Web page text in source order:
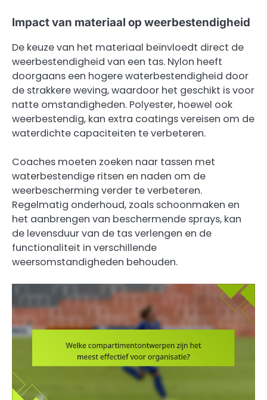
Impact van materiaal op weerbestendigheid
De keuze van het materiaal beïnvloedt direct de
weerbestendigheid van een tas. Nylon heeft
doorgaans een hogere waterbestendigheid door
de strakkere weving, waardoor het geschikt is voor
natte omstandigheden. Polyester, hoewel ook
weerbestendig, kan extra coatings vereisen om de
waterdichte capaciteiten te verbeteren.
Coaches moeten zoeken naar tassen met
waterbestendige ritsen en naden om de
weerbescherming verder te verbeteren.
Regelmatig onderhoud, zoals schoonmaken en
het aanbrengen van beschermende sprays, kan
de levensduur van de tas verlengen en de
functionaliteit in verschillende
weersomstandigheden behouden.